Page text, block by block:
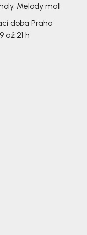
Melody mall
doba Praha
9 až 21 h